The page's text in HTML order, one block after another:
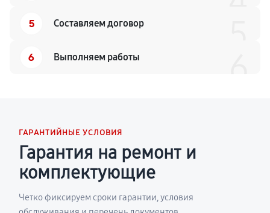
5 Составляем договор
6 Выполняем работы
ГАРАНТИЙНЫЕ УСЛОВИЯ
Гарантия на ремонт и
комплектующие
Четко фиксируем сроки гарантии, условия